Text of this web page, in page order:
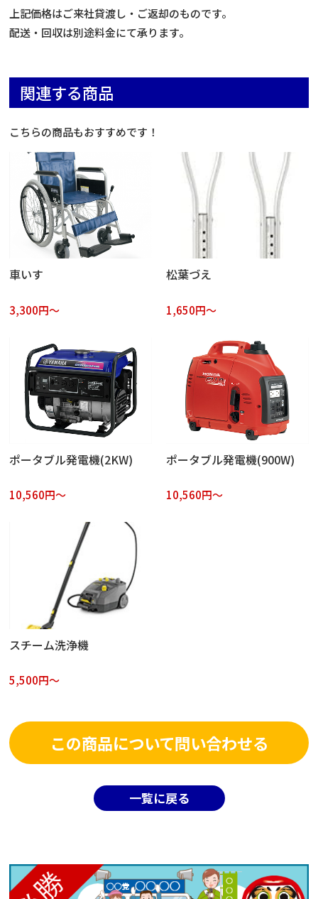
上記価格はご来社貸渡し・ご返却のものです。
配送・回収は別途料金にて承ります。
関連する商品
こちらの商品もおすすめです！
車いす
3,300円～
松葉づえ
1,650円～
ポータブル発電機(2KW)
10,560円～
ポータブル発電機(900W)
10,560円～
スチーム洗浄機
5,500円～
この商品について問い合わせる
一覧に戻る